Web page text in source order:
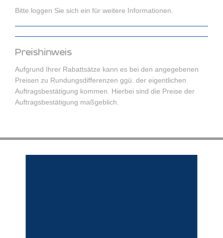
Bitte loggen Sie sich ein für weitere Informationen.
Preishinweis
Aufgrund Ihrer Rabattsätze kann es bei den angegebenen
Preisen zu Rundungsdifferenzen ggü. der eigentlichen
Auftragsbestätigung kommen. Hierbei sind die Preise der
Auftragsbestätigung maßgeblich.